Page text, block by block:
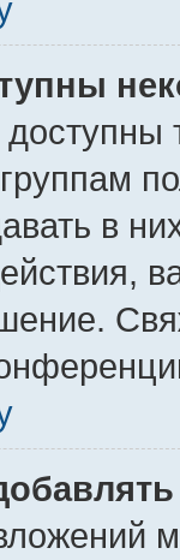
в